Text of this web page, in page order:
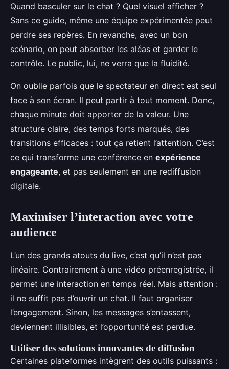
Quand basculer sur le chat ? Quel visuel afficher ?
Sans ce guide, même une équipe expérimentée peut
perdre ses repères. En revanche, avec un bon
scénario, on peut absorber les aléas et garder le
contrôle. Le public, lui, ne verra que la fluidité.
On oublie parfois que le spectateur en direct est seul
face à son écran. Il peut partir à tout moment. Donc,
chaque minute doit apporter de la valeur. Une
structure claire, des temps forts marqués, des
transitions efficaces : tout ça retient l’attention. C’est
ce qui transforme une conférence en expérience
engageante, et pas seulement en une rediffusion
digitale.
Maximiser l’interaction avec votre
audience
L’un des grands atouts du live, c’est qu’il n’est pas
linéaire. Contrairement à une vidéo préenregistrée, il
permet une interaction en temps réel. Mais attention :
il ne suffit pas d’ouvrir un chat. Il faut organiser
l’engagement. Sinon, les messages s’entassent,
deviennent illisibles, et l’opportunité est perdue.
Utiliser des solutions innovantes de diffusion
Certaines plateformes intègrent des outils puissants :